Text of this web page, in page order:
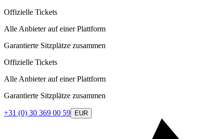
Offizielle Tickets
Alle Anbieter auf einer Plattform
Garantierte Sitzplätze zusammen
Offizielle Tickets
Alle Anbieter auf einer Plattform
Garantierte Sitzplätze zusammen
+31 (0) 30 369 00 59 EUR